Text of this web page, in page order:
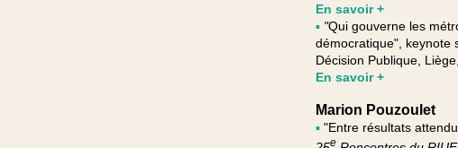
En savoir +
▪ "Qui gouverne les
démocratique", keynote
Décision Publique,
En savoir +
Marion Pouzoulet
▪ "Entre résultats
e